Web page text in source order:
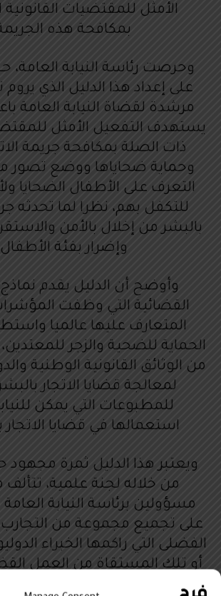
الأمثل للمقتضيات
بمكافحة هذه
وحرصت رئاسة النيابة العامة،
على إعداد هذا الدليل الذي يروم
مرشدة لقضاة النيابة العامة
يستهدف التفعيل الأمثل
ذات الصلة بمكافحة جريمة
وحماية ضحاياها ووضع تصور
التعرف على الأطفال الضحايا
للتكفل بهم، نظرا لما تحدثه
بالبشر من إخلال بالأمن
وإضرار بفئة
وأوضح أن الدليل يقدم نماذج
القضائية التي وظفت
المتعارف عليها عالميا
الحماية للضحية والزجر
من الوثائق القانونية الوطنية
لمعالجة قضايا الاتجار
للمطبوعات التي يمكن
استعمالها في قضايا الاتجار
ويعتبر هذا الدليل ثمرة
من خلاله لجنة علمية،
مسؤولين برئاسة النيابة العامة
على تجميع مجموعة من
الفضلى التي راكمها الخبراء
أو تلك المستقاة من العمل
محاكم المملكة، مشيدا